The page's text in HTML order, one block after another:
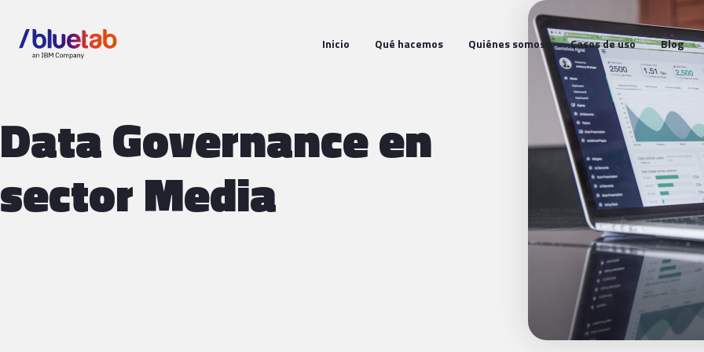
Inicio Qué hacemos Quiénes somos Casos de uso Blog
Data Governance en
sector Media